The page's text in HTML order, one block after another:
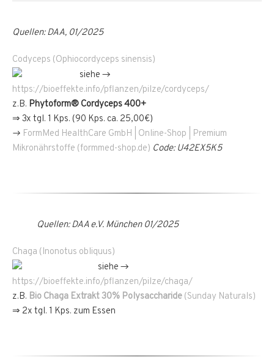
Quellen: DAA, 01/2025
Codyceps (Ophiocordyceps sinensis)
siehe →
https://bioeffekte.info/pflanzen/pilze/cordyceps/
z.B. Phytoform® Cordyceps 400+
⇒ 3x tgl. 1 Kps. (90 Kps. ca. 25,00€)
→ FormMed HealthCare GmbH | Online-Shop | Premium
Mikronährstoffe (formmed-shop.de) Code: U42EX5K5
Quellen: DAA e.V. München 01/2025
Chaga (Inonotus obliquus)
siehe →
https://bioeffekte.info/pflanzen/pilze/chaga/
z.B. Bio Chaga Extrakt30% Polysaccharide (Sunday Naturals)
⇒ 2x tgl. 1 Kps. zum Essen